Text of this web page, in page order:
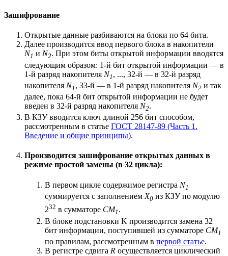
Зашифрование
Открытые данные разбиваются на блоки по 64 бита.
Далее производится ввод первого блока в накопители
N1 и N2. При этом биты открытой информации вводятся
следующим образом: 1-й бит открытой информации — в
1-й разряд накопителя N1 , ..., 32-й — в 32-й разряд
накопителя N1 , 33-й — в 1-й разряд накопителя N2 и так
далее, пока 64-й бит открытой информации не будет
введен в 32-й разряд накопителя N2.
В КЗУ вводится ключ длиной 256 бит способом,
рассмотренным в статье ГОСТ 28147-89 (Часть 1.
Введение и общие принципы).
Производится зашифрование открытых данных в
режиме простой замены (в 32 цикла):
В первом цикле содержимое регистра N1
суммируется с заполнением X0 из КЗУ по модулю
232 в сумматоре СМ1 .
В блоке подстановки K производится замена 32
бит информации, поступившей из сумматоре СМ1
по правилам, рассмотренным в первой статье.
В регистре сдвига R осуществляется циклический